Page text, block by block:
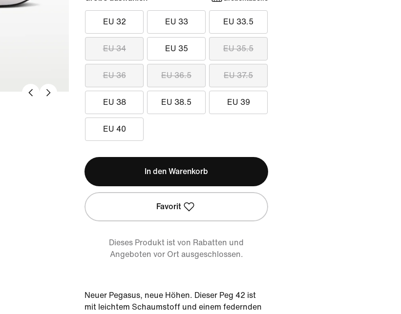
EU 32 EU 33 EU 33.5
EU 34 EU 35 EU 35.5
EU 36 EU 36.5 EU 37.5
EU 38 EU 38.5 EU 39
EU 40
In den Warenkorb
Favorit
Dieses Produkt ist von Rabatten und
Angeboten vor Ort ausgeschlossen.
Neuer Pegasus, neue Höhen. Dieser Peg 42 ist
mit leichtem Schaumstoff und einem federnden